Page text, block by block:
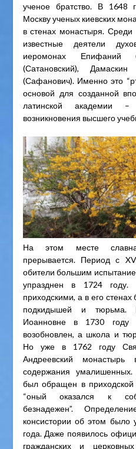
ученое братство. В 1648
Москву ученых киевских
в стенах монастыря.
известные деятели
иеромонах Епифаний
(Сатановский),
(Сафанович). Именно это
основой для созданной
латинской академии
возникновения высшего
На этом месте
прерывается. Период с
обители большим
упразднен в 1724 году.
приходскими, а в его
подкидышей и тюрьма.
Иоанновне в 1730
возобновлен, а школа и
Но уже в 1762 году
Андреевский
содержания
был обращен в
“оный оказался к
безнадежен”.
консистории об этом было
года. Даже появилось
гражданских и